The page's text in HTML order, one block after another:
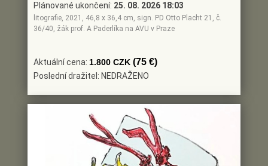
Plánované ukončení: 25. 08. 2026 18:03
litografie, 2021, 46,8 x 36,4 cm, sign. PD Otto Placht 21, č.
36/40, žák prof. A Paderlíka na AVU v Praze
Aktuální cena: 1.800 CZK (75 €)
Poslední dražitel: NEDRAŽENO